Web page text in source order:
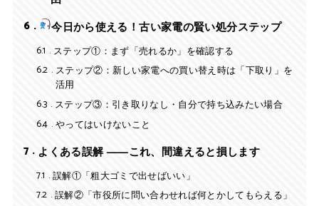
6
今日から使える！古い家電の賢い処分ステップ
6.1
ステップ①：まず「売れるか」を確認する
6.2
ステップ②：新しい家電への買い替え時は「下取り」を
活用
6.3 ステップ③：引き取りなし・自分で持ち込みたい場合
6.4 やってはいけないこと
7
よくある誤解 ——これ、間違えると損します
7.1
誤解①「粗大ゴミで出せばいい」
7.2 誤解②「市役所に問い合わせれば何とかしてもらえる」